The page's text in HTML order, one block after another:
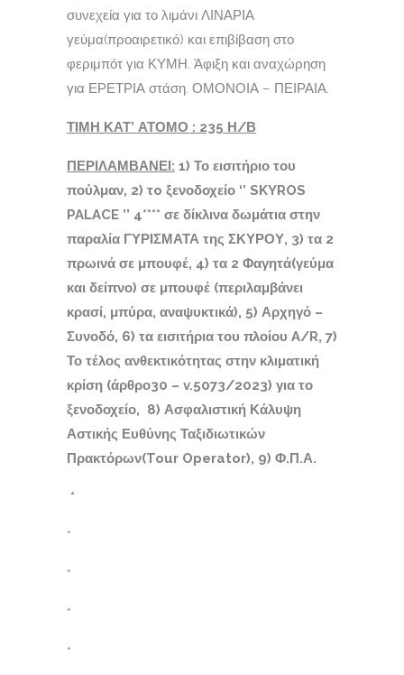
συνεχεία για το λιμάνι ΛΙΝΑΡΙΑ
γεύμα(προαιρετικό) και επιβίβαση στο
φεριμπότ για ΚΥΜΗ. Άφιξη και αναχώρηση
για ΕΡΕΤΡΙΑ στάση. ΟΜΟΝΟΙΑ – ΠΕΙΡΑΙΑ.
ΤΙΜΗ ΚΑΤ’ ΑΤΟΜΟ : 235 Η/Β
ΠΕΡΙΛΑΜΒΑΝΕΙ: 1) Το εισιτήριο του
πούλμαν, 2) τo ξενοδοχείο ‘’ SKYROS
PALACE ’’ 4**** σε δίκλινα δωμάτια στην
παραλία ΓΥΡΙΣΜΑΤΑ της ΣΚΥΡΟΥ, 3) τα 2
πρωινά σε μπουφέ, 4) τα 2 Φαγητά(γεύμα
και δείπνο) σε μπουφέ (περιλαμβάνει
κρασί, μπύρα, αναψυκτικά), 5) Αρχηγό –
Συνοδό, 6) τα εισιτήρια του πλοίου A/R, 7)
Το τέλος ανθεκτικότητας στην κλιματική
κρίση (άρθρο30 – v.5073/2023) για το
ξενοδοχείο, 8) Ασφαλιστική Κάλυψη
Αστικής Ευθύνης Ταξιδιωτικών
Πρακτόρων(Tour Operator), 9) Φ.Π.Α.
*
*
*
*
*